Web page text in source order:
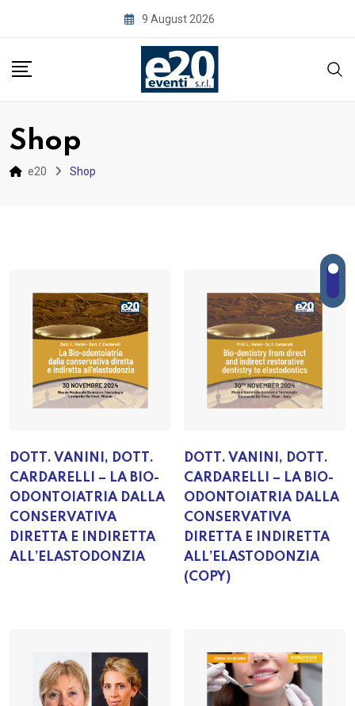
9 August 2026
Shop
e20 Shop
DOTT. VANINI, DOTT.
CARDARELLI – LA BIO-
ODONTOIATRIA DALLA
CONSERVATIVA
DIRETTA E INDIRETTA
ALL’ELASTODONZIA
DOTT. VANINI, DOTT.
CARDARELLI – LA BIO-
ODONTOIATRIA DALLA
CONSERVATIVA
DIRETTA E INDIRETTA
ALL’ELASTODONZIA
(COPY)